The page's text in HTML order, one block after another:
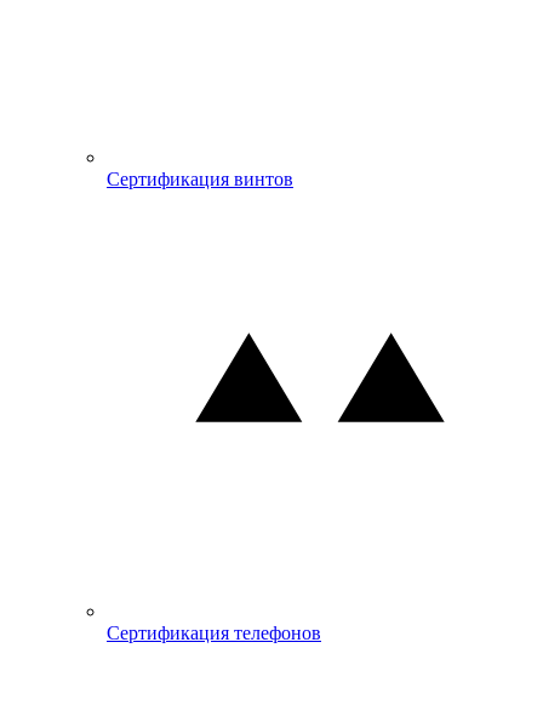
Сертификация винтов
Сертификация телефонов